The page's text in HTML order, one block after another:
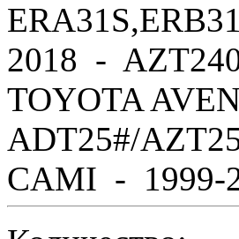
2018 -
TOYOTA
ADT25#/
CAMI - 1999-